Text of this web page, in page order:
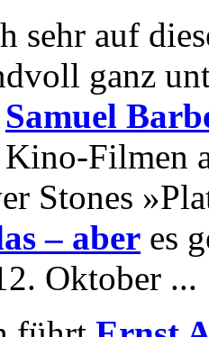
sehr auf
ganz
Samuel
Kino-Filmen
Stones
– aber es
Oktober ...